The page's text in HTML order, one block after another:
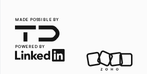
MADE POSSIBLE BY
POWERED BY